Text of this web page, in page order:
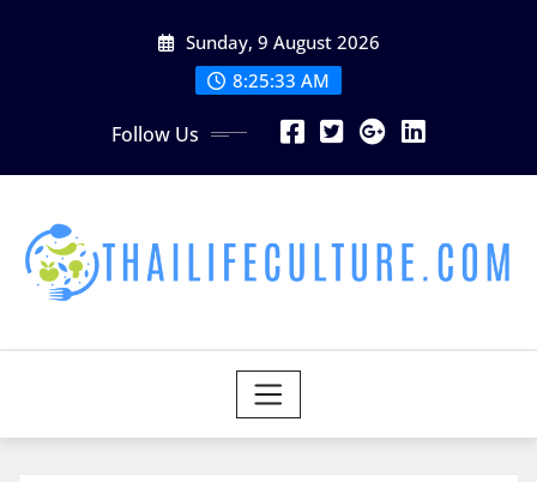
Sunday, 9 August 2026
8:25:34 AM
Follow Us